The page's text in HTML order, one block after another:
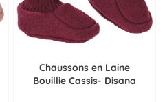
Chaussons en Laine
Bouillie Cassis- Disana